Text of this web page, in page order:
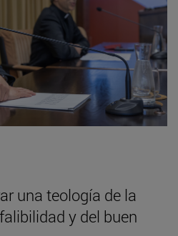
una teología de la
y del buen